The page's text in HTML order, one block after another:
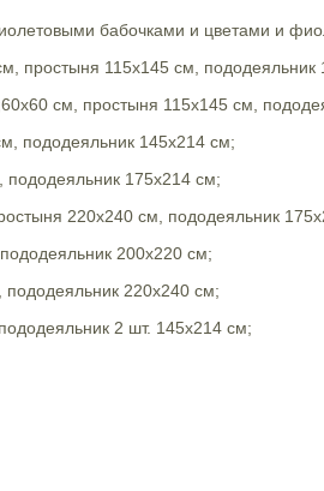
бабочками и цветами и
простыня 115х145 см, пододеяльник
см, простыня 115х145 см,
пододеяльник 145х214 см;
175х214 см;
220х240 см, пододеяльник
200х220 см;
220х240 см;
2 шт. 145х214 см;